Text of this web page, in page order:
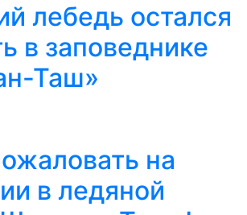
лебедь остался
в заповеднике
Таш»
на
в ледяной